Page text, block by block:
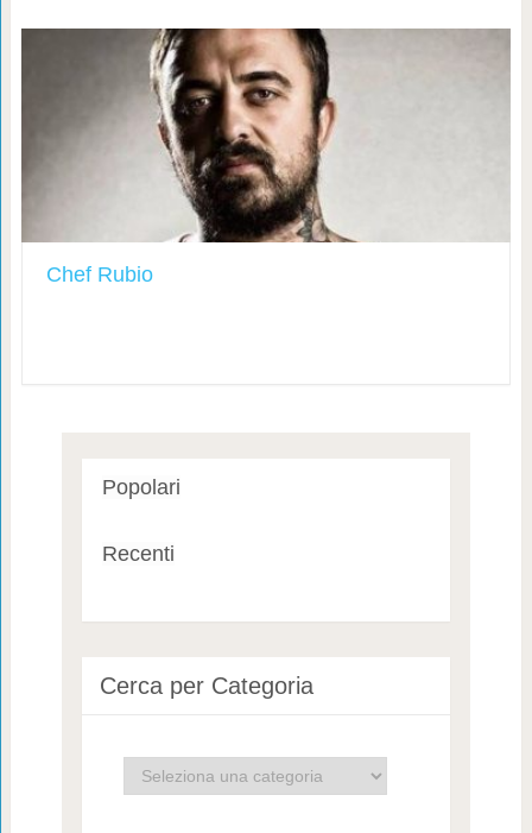
Chef Rubio
Popolari
Recenti
Cerca per Categoria
Cerca
per